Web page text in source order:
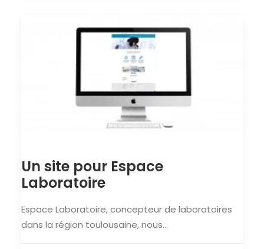
Un site pour Espace
Laboratoire
Espace Laboratoire, concepteur de laboratoires
dans la région toulousaine, nous…